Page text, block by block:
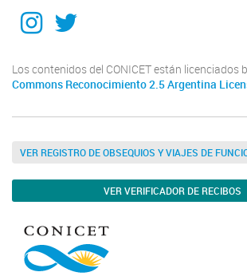
Instagram
Twitter
Los contenidos del CONICET están licenciados
Commons Reconocimiento 2.5 Argentina
VER REGISTRO DE OBSEQUIOS Y VIAJES DE
VER VERIFICADOR DE RECIBOS